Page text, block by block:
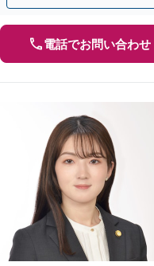
電話でお問い合わせ